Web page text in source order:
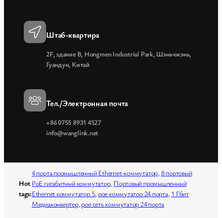
Штаб-квартира
2F, здание B, Hongmen Industrial Park, Шэньчжэнь,
Гуандун, Китай
Тел./Электронная почта
+86 0755 8931 4527
info@wanglink.net
Hot
tags:
4 порта промышленный Ethernet-коммутатор, 8 портовый
PoE гигабитный коммутатор, Портовый промышленный
Ethernet коммутатор 5, poe коммутатор 24 порта, 1 Гбит
Медиаконвертер, poe сеть коммутатор 24 порта